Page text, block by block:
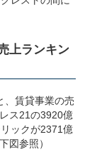
上ランキン
、賃貸事業の売
ス21の3920億
ックが2371億
図参照）